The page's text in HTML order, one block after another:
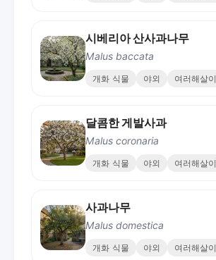
시베리아 산사과나무
Malus baccata
개화 식물 야외 여러해살이
달콤한 게발사과
Malus coronaria
개화 식물 야외 여러해살이
사과나무
Malus domestica
개화 식물 야외 여러해살이